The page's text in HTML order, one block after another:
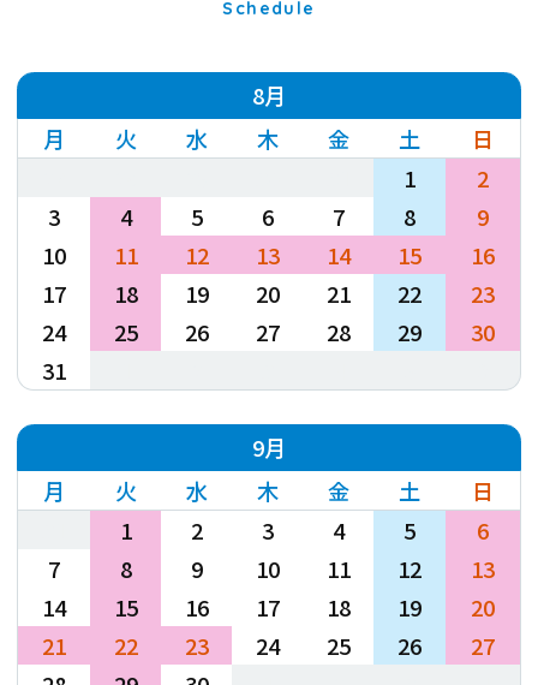
Schedule
8月
月
火 水 木 金 土
日
1
2
3
4 5 6 7 8
9
10
11 12 13 14 15
16
17
18 19 20 21 22
23
24
25 26 27 28 29
30
31
9月
月
火 水 木 金 土
日
1 2 3 4 5
6
7
8 9 10 11 12
13
14
15 16 17 18 19
20
21
22 23 24 25 26
27